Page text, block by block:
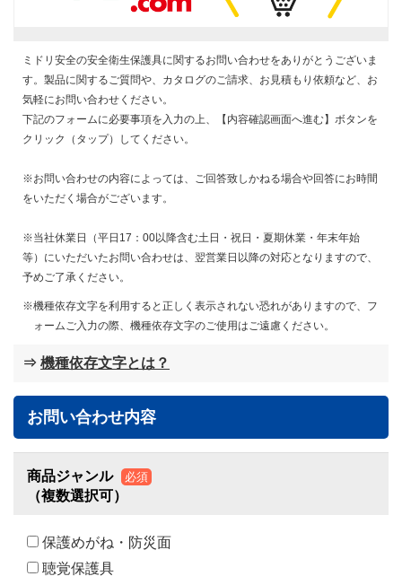
ミドリ安全の安全衛生保護具に関するお問い合わせをありがとうございま
す。製品に関するご質問や、カタログのご請求、お見積もり依頼など、お
気軽にお問い合わせください。
下記のフォームに必要事項を入力の上、【内容確認画面へ進む】ボタンを
クリック（タップ）してください。
※お問い合わせの内容によっては、ご回答致しかねる場合や回答にお時間
をいただく場合がございます。
※当社休業日（平日17：00以降含む土日・祝日・夏期休業・年末年始
等）にいただいたお問い合わせは、翌営業日以降の対応となりますので、
予めご了承ください。
機種依存文字を利用すると正しく表示されない恐れがありますので、フ
ォームご入力の際、機種依存文字のご使用はご遠慮ください。
⇒ 機種依存文字とは？
お問い合わせ内容
商品ジャンル 必須
（複数選択可）
保護めがね・防災面
聴覚保護具